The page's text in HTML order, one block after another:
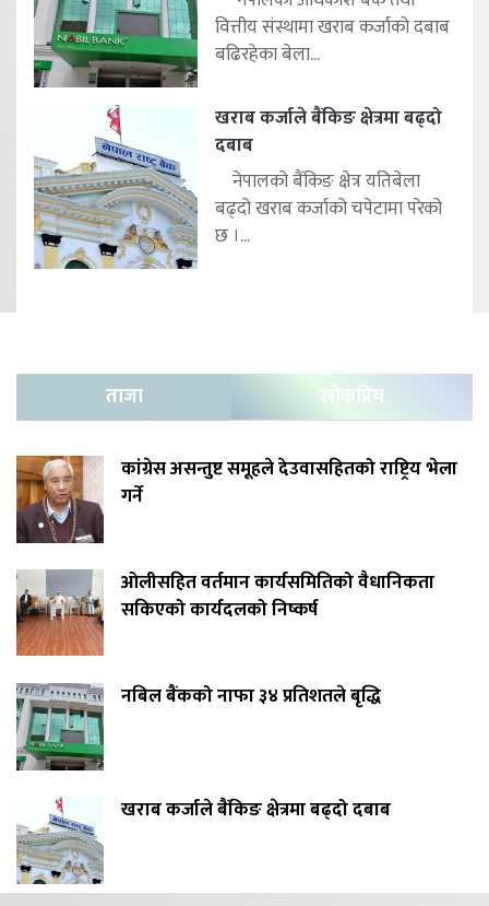
वित्तीय संस्थामा खराब कर्जाको दबाब
बढिरहेका बेला...
खराब कर्जाले बैंकिङ क्षेत्रमा बढ्दो
दबाब
नेपालको बैंकिङ क्षेत्र यतिबेला
बढ्दो खराब कर्जाको चपेटामा परेको
छ ।...
ताजा लोकप्रिय
कांग्रेस असन्तुष्ट समूहले देउवासहितको राष्ट्रिय भेला
गर्ने
ओलीसहित वर्तमान कार्यसमितिको वैधानिकता
सकिएको कार्यदलको निष्कर्ष
नबिल बैंकको नाफा ३४ प्रतिशतले बृद्धि
खराब कर्जाले बैंकिङ क्षेत्रमा बढ्दो दबाब